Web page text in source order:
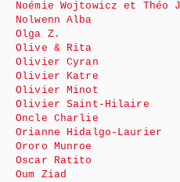
Noémie Wojtowicz et Théo
Nolwenn Alba
Olga Z.
Olive & Rita
Olivier Cyran
Olivier Katre
Olivier Minot
Olivier Saint-Hilaire
Oncle Charlie
Orianne Hidalgo-Laurier
Ororo Munroe
Oscar Ratito
Oum Ziad